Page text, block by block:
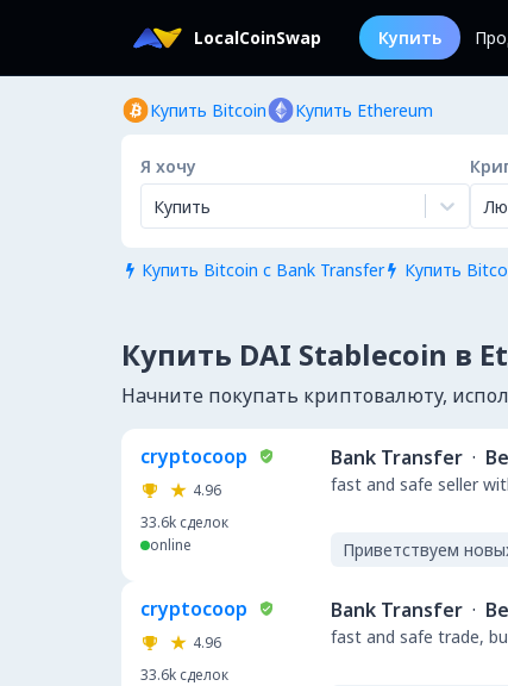
LocalCoinSwap Купить
Купить Bitcoin Купить Ethereum
Я хочу
Купить
 Купить Bitcoin с Bank Transfer  Купить
Купить DAI Stablecoin в
Начните покупать криптовалюту,
cryptocoop
4.96
33.6k сделок
online
Bank Transfer ·
fast and safe seller
Приветствуем
cryptocoop
4.96
33.6k сделок
Bank Transfer ·
fast and safe trade,